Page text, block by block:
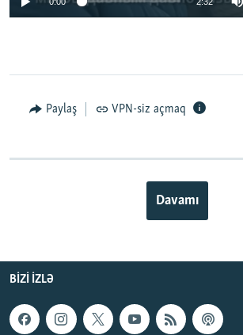
Paylaş VPN-siz açmaq
Davamı
BIZI IZLƏ